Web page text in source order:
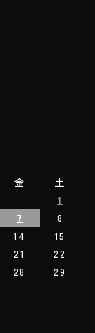
金 土
1
7
8
14
15
21
22
28
29